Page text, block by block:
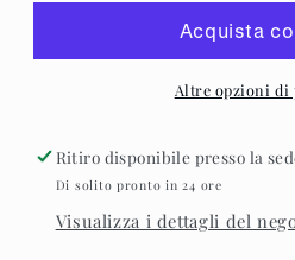
Valpolicella
della
Valpolicella
DOCG
Altre opzioni di
Ritiro disponibile presso la
Di solito pronto in 24 ore
Visualizza i dettagli del